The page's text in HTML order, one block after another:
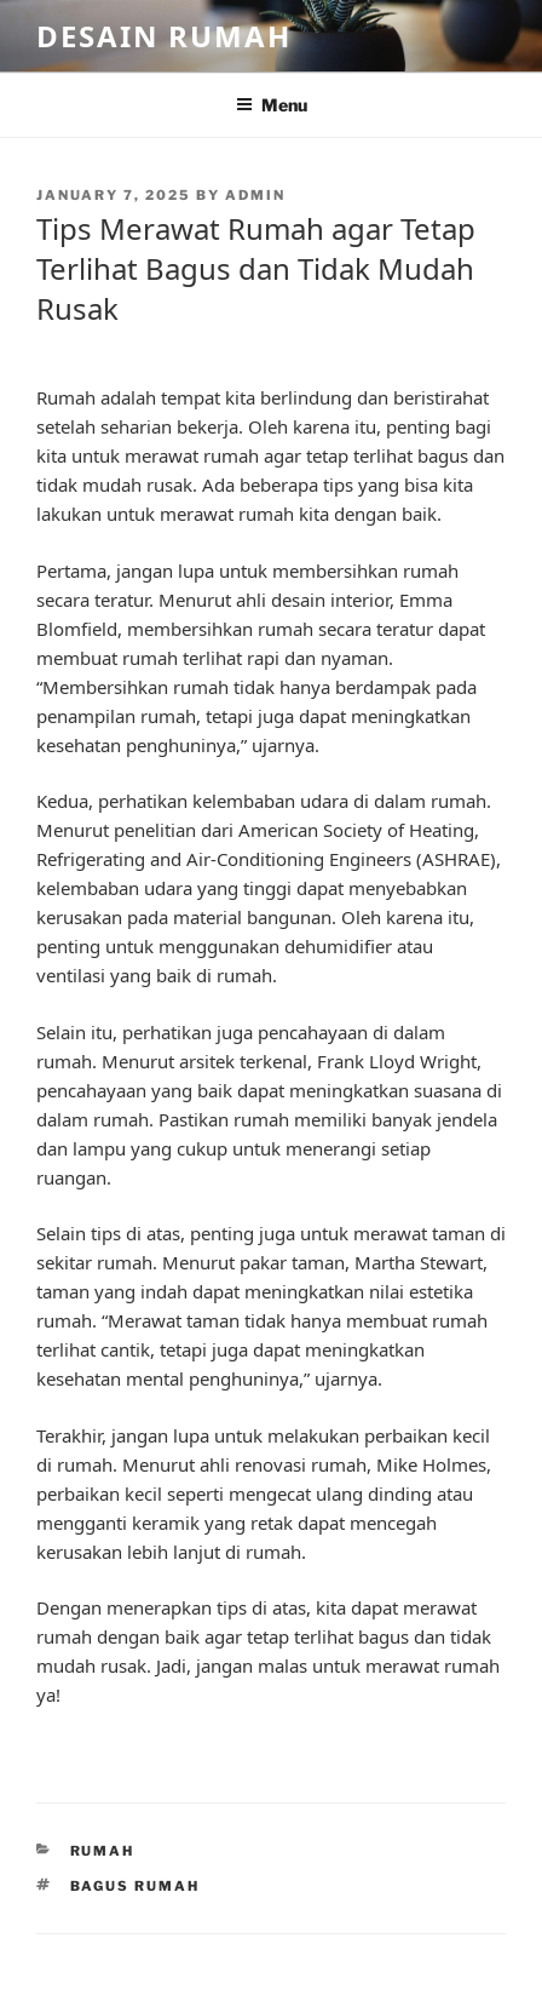
content
DESAIN RUMAH
Menu
POSTED
ON
JANUARY 7, 2025 BY ADMIN
Tips Merawat Rumah agar Tetap
Terlihat Bagus dan Tidak Mudah
Rusak
Rumah adalah tempat kita berlindung dan beristirahat
setelah seharian bekerja. Oleh karena itu, penting bagi
kita untuk merawat rumah agar tetap terlihat bagus dan
tidak mudah rusak. Ada beberapa tips yang bisa kita
lakukan untuk merawat rumah kita dengan baik.
Pertama, jangan lupa untuk membersihkan rumah
secara teratur. Menurut ahli desain interior, Emma
Blomfield, membersihkan rumah secara teratur dapat
membuat rumah terlihat rapi dan nyaman.
“Membersihkan rumah tidak hanya berdampak pada
penampilan rumah, tetapi juga dapat meningkatkan
kesehatan penghuninya,” ujarnya.
Kedua, perhatikan kelembaban udara di dalam rumah.
Menurut penelitian dari American Society of Heating,
Refrigerating and Air-Conditioning Engineers (ASHRAE),
kelembaban udara yang tinggi dapat menyebabkan
kerusakan pada material bangunan. Oleh karena itu,
penting untuk menggunakan dehumidifier atau
ventilasi yang baik di rumah.
Selain itu, perhatikan juga pencahayaan di dalam
rumah. Menurut arsitek terkenal, Frank Lloyd Wright,
pencahayaan yang baik dapat meningkatkan suasana di
dalam rumah. Pastikan rumah memiliki banyak jendela
dan lampu yang cukup untuk menerangi setiap
ruangan.
Selain tips di atas, penting juga untuk merawat taman di
sekitar rumah. Menurut pakar taman, Martha Stewart,
taman yang indah dapat meningkatkan nilai estetika
rumah. “Merawat taman tidak hanya membuat rumah
terlihat cantik, tetapi juga dapat meningkatkan
kesehatan mental penghuninya,” ujarnya.
Terakhir, jangan lupa untuk melakukan perbaikan kecil
di rumah. Menurut ahli renovasi rumah, Mike Holmes,
perbaikan kecil seperti mengecat ulang dinding atau
mengganti keramik yang retak dapat mencegah
kerusakan lebih lanjut di rumah.
Dengan menerapkan tips di atas, kita dapat merawat
rumah dengan baik agar tetap terlihat bagus dan tidak
mudah rusak. Jadi, jangan malas untuk merawat rumah
ya!
CATEGORIES
RUMAH
TAGS
BAGUS RUMAH